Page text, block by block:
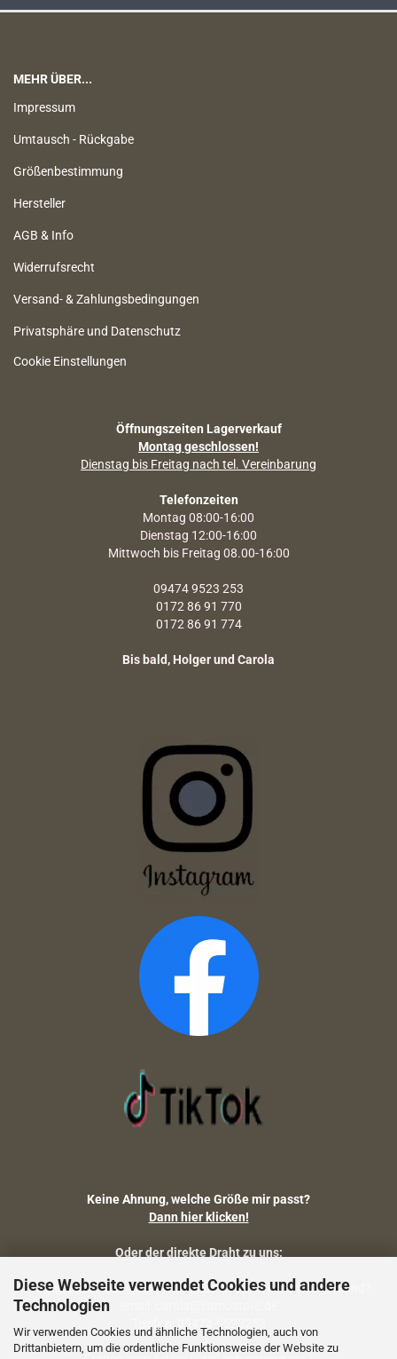
Diese Webseite verwendet Cookies und andere
Technologien
Wir verwenden Cookies und ähnliche Technologien, auch von
Drittanbietern, um die ordentliche Funktionsweise der Website zu
MEHR ÜBER...
Impressum
Umtausch - Rückgabe
Größenbestimmung
Hersteller
AGB & Info
Widerrufsrecht
Versand- & Zahlungsbedingungen
Privatsphäre und Datenschutz
Cookie Einstellungen
Öffnungszeiten Lagerverkauf
Montag geschlossen!
Dienstag bis Freitag nach tel. Vereinbarung
Telefonzeiten
Montag 08:00-16:00
Dienstag 12:00-16:00
Mittwoch bis Freitag 08.00-16:00
09474 9523 253
0172 86 91 770
0172 86 91 774
Bis bald, Holger und Carola
Keine Ahnung, welche Größe mir passt?
Dann hier klicken!
Oder der direkte Draht zu uns:
Fragen zu Artikelmaßen, Warenbestand, Lieferstatus, Versand?
Telefon: 09474-9523253